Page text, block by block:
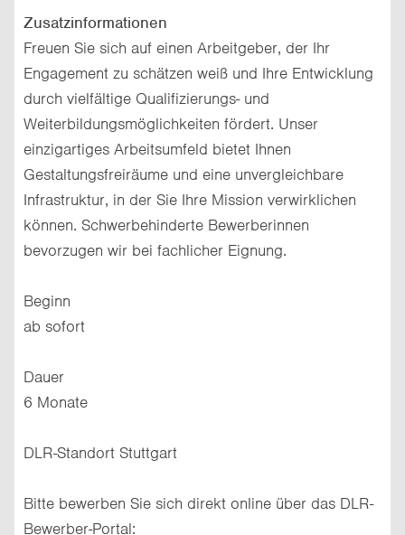
Zusatzinformationen
Freuen Sie sich auf einen Arbeitgeber, der Ihr
Engagement zu schätzen weiß und Ihre Entwicklung
durch vielfältige Qualifizierungs- und
Weiterbildungsmöglichkeiten fördert. Unser
einzigartiges Arbeitsumfeld bietet Ihnen
Gestaltungsfreiräume und eine unvergleichbare
Infrastruktur, in der Sie Ihre Mission verwirklichen
können. Schwerbehinderte Bewerberinnen
bevorzugen wir bei fachlicher Eignung.
Beginn
ab sofort
Dauer
6 Monate
DLR-Standort Stuttgart
Bitte bewerben Sie sich direkt online über das DLR-
Bewerber-Portal: